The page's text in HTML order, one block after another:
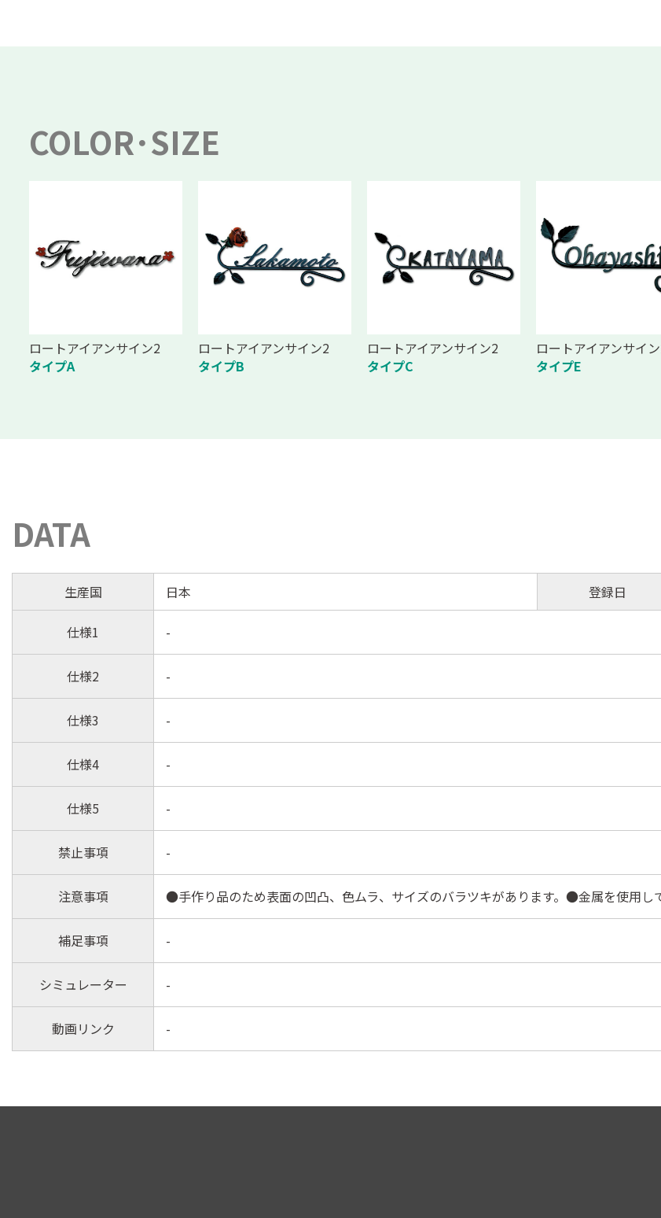
COLOR･SIZE
ロートアイアンサイン2
タイプA
ロートアイアンサイン2
タイプB
ロートアイアンサイン2
タイプC
ロートアイアンサイ
タイプE
DATA
生産国 日本 登録日
仕様1 -
仕様2 -
仕様3 -
仕様4 -
仕様5 -
禁止事項 -
注意事項 ●手作り品のため表面の凹凸、色ムラ、サイズのバラツキがあります。●金属を使用し
補足事項 -
シミュレーター -
動画リンク -